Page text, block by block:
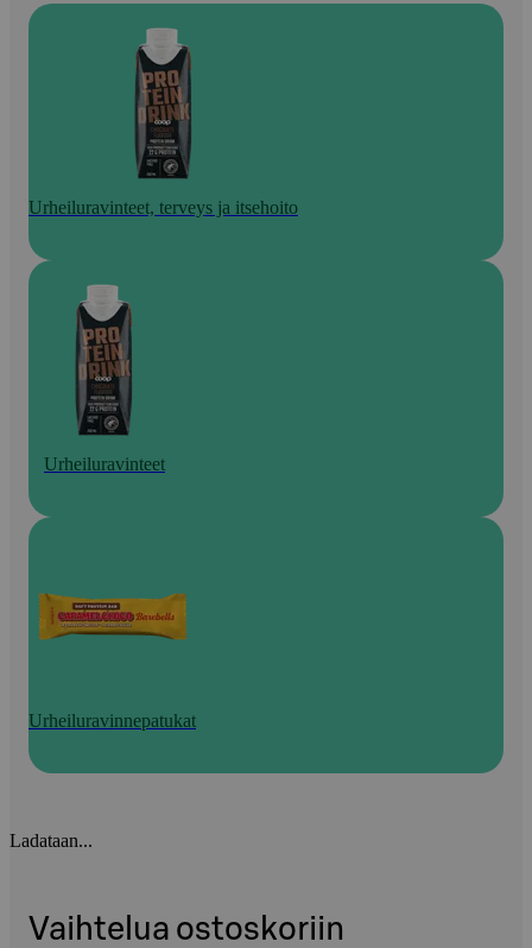
Urheiluravinteet, terveys ja itsehoito
Urheiluravinteet
Urheiluravinnepatukat
Ladataan...
Vaihtelua ostoskoriin